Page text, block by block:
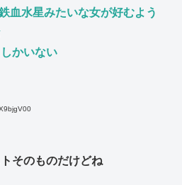
血水星みたいな女が好むよう
かいない
そのものだけどね